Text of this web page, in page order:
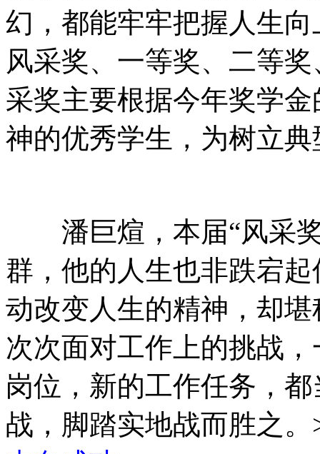
幻，都能牢牢把握人生
风采奖、一等奖、二等
采奖主要根据今年奖学
神的优秀学生，为树立
潘巨煊，本届“风采奖
群，他的人生也非跌宕
动改变人生的精神，却
次次面对工作上的挑战
岗位，新的工作任务，
战，脚踏实地战而胜之。